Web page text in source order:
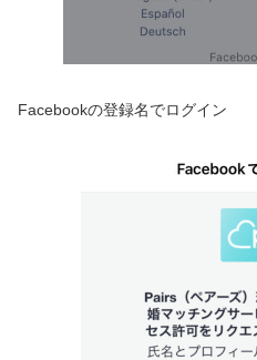
Facebookの登録名でログイン